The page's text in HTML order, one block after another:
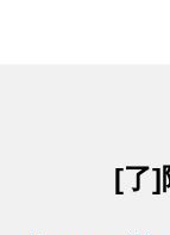
[了]